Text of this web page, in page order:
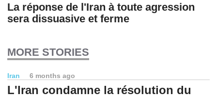
La réponse de l'Iran à toute agression
sera dissuasive et ferme
MORE STORIES
Iran 6 months ago
L'Iran condamne la résolution du